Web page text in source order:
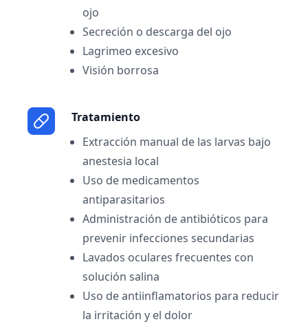
ojo
Secreción o descarga del ojo
Lagrimeo excesivo
Visión borrosa
Tratamiento
Extracción manual de las larvas bajo
anestesia local
Uso de medicamentos
antiparasitarios
Administración de antibióticos para
prevenir infecciones secundarias
Lavados oculares frecuentes con
solución salina
Uso de antiinflamatorios para reducir
la irritación y el dolor